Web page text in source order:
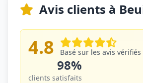
Avis clients à
4.8 Basé sur les avis vérifiés
98%
clients satisfaits